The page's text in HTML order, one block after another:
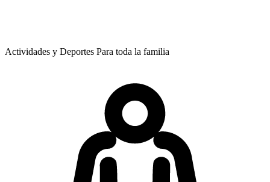
Actividades y Deportes Para toda la familia